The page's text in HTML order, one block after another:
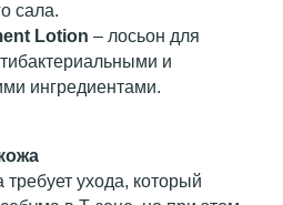
сала.
Lotion – лосьон для
и
ингредиентами.
ухода, который